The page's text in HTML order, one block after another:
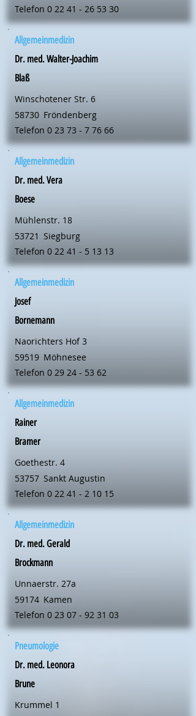
Telefon 0 22 41 - 26 53 30
Allgemeinmedizin
Dr. med. Walter-Joachim
Blaß
Winschotener Str. 6
58730 Fröndenberg
Telefon 0 23 73 - 7 76 66
Allgemeinmedizin
Dr. med. Vera
Boese
Mühlenstr. 18
53721 Siegburg
Telefon 0 22 41 - 5 13 13
Allgemeinmedizin
Josef
Bornemann
Naorichters Hof 3
59519 Möhnesee
Telefon 0 29 24 - 53 62
Allgemeinmedizin
Rainer
Bramer
Goethestr. 4
53757 Sankt Augustin
Telefon 0 22 41 - 2 10 15
Allgemeinmedizin
Dr. med. Gerald
Brockmann
Unnaerstr. 27a
59174 Kamen
Telefon 0 23 07 - 92 31 03
Pneumologie
Dr. med. Leonora
Brune
Krummel 1